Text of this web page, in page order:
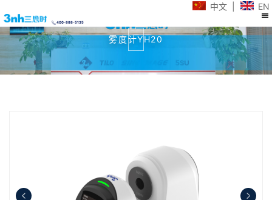
中文| EN
400-888-5135
雾度计YH20